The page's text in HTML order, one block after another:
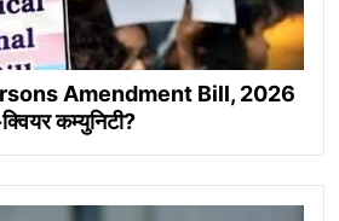
Amendment Bill, 2026
कम्युनिटी?